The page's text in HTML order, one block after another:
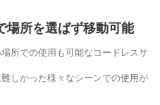
場所を選ばず移動可能
所での使用も可能なコードレスサ
しかった様々なシーンでの使用が